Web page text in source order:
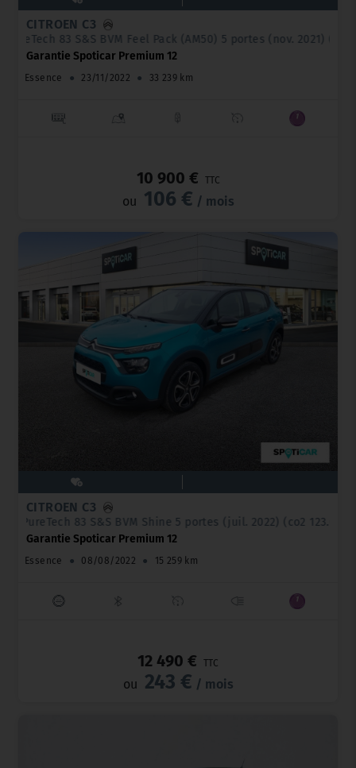
CITROËN C3
83 S&S BVM Feel Pack (AM50) 5 portes (nov. 2021) (co2
Garantie Spoticar Premium 12
Essence ● 23/11/2022 ● 33 239 km
10 900 € TTC
ou 106 € / mois
CITROËN C3
PureTech 83 S&S BVM Shine 5 portes (juil. 2022) (co2 123.0)
Garantie Spoticar Premium 12
Essence ● 08/08/2022 ● 15 259 km
12 490 € TTC
ou 243 € / mois